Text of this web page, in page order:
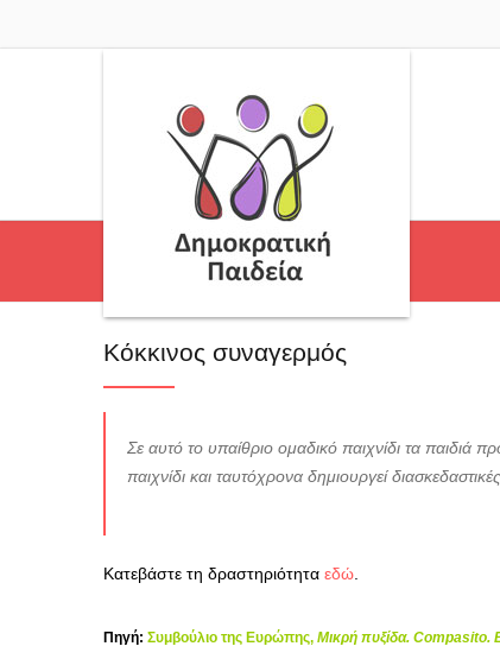
Κόκκινος συναγερμός
Σε αυτό το υπαίθριο ομαδικό παιχνίδι τα παιδιά
παιχνίδι και ταυτόχρονα δημιουργεί
Κατεβάστε τη δραστηριότητα εδώ
Πηγή: Συμβούλιο της Ευρώπης, Μικρή πυξίδα. Compasito.